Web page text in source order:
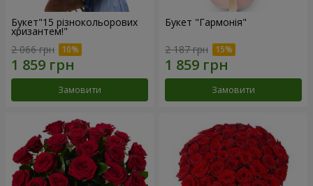
Букет"15 різнокольорових
хризантем!"
2 066 грн
Замовити
Букет "Гармонія"
2 187 грн
Замовити